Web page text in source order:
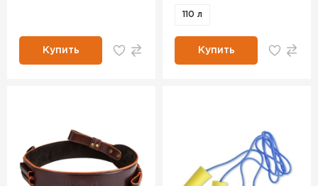
Купить
110 л
Купить